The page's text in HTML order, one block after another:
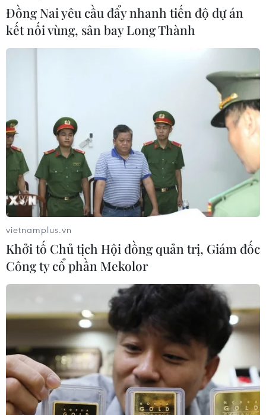
TIN CÙNG CHUYÊN MỤC
Iran cảnh báo đáp trả nhằm vào hạ
tầng năng lượng khu vực nếu bị tấn
công
Iran và Oman đạt thỏa thuận về
tuyến vận tải qua eo biển Hormuz
06/08/2026 04:36
Đồng Nai yêu cầu đẩy nhanh tiến độ dự án
kết nối vùng, sân bay Long Thành
vietnamplus.vn
Khởi tố Chủ tịch Hội đồng quản trị, Giám đốc
Công ty cổ phần Mekolor